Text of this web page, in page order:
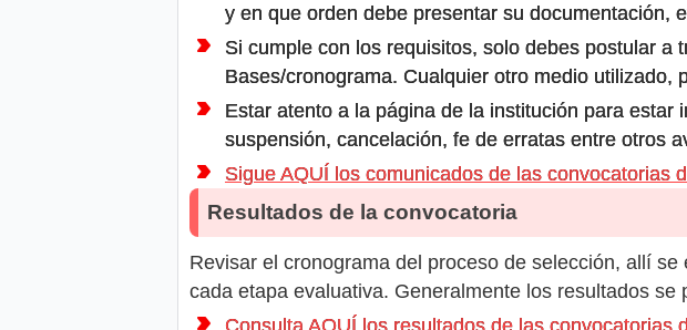
y en que orden debe presentar su documentación,
Si cumple con los requisitos, solo debes postular
Bases/cronograma. Cualquier otro medio utilizado,
Estar atento a la página de la institución para
suspensión, cancelación, fe de erratas entre otros
Sigue AQUÍ los comunicados de las convocatorias
Resultados de la convocatoria
Revisar el cronograma del proceso de selección, allí
cada etapa evaluativa. Generalmente los resultados se
Consulta AQUÍ los resultados de las convocatorias